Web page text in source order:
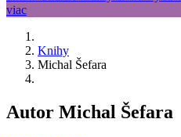
Knihy
Michal Šefara
Autor Michal Šefara